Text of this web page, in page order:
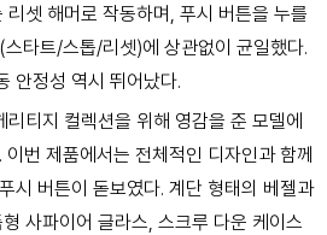
셋 해머로 작동하며, 푸시 버튼을 누를
타트/스톱/리셋)에 상관없이 균일했다.
안정성 역시 뛰어났다.
티지 컬렉션을 위해 영감을 준 모델에
번 제품에서는 전체적인 디자인과 함께
시 버튼이 돋보였다. 계단 형태의 베젤과
사파이어 글라스, 스크루 다운 케이스